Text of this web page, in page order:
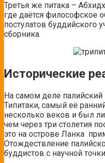
Третья же питака –
где даётся философское
постулатов буддийского
сборника.
Исторические
На самом деле
Типитаки, самый её
несколько веков и был
чем через три столетия
это на острове Ланка
Отождествление
буддистов с научной